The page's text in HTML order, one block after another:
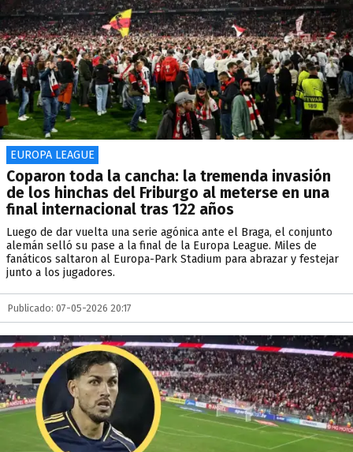
EUROPA LEAGUE
Coparon toda la cancha: la tremenda invasión
de los hinchas del Friburgo al meterse en una
final internacional tras 122 años
Luego de dar vuelta una serie agónica ante el Braga, el conjunto
alemán selló su pase a la final de la Europa League. Miles de
fanáticos saltaron al Europa-Park Stadium para abrazar y festejar
junto a los jugadores.
Publicado: 07-05-2026 20:17